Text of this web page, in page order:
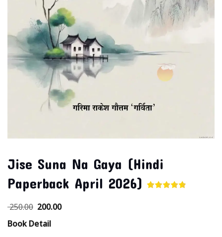
Jise Suna Na Gaya (Hindi
Paperback April 2026)
250.00 200.00
Book Detail